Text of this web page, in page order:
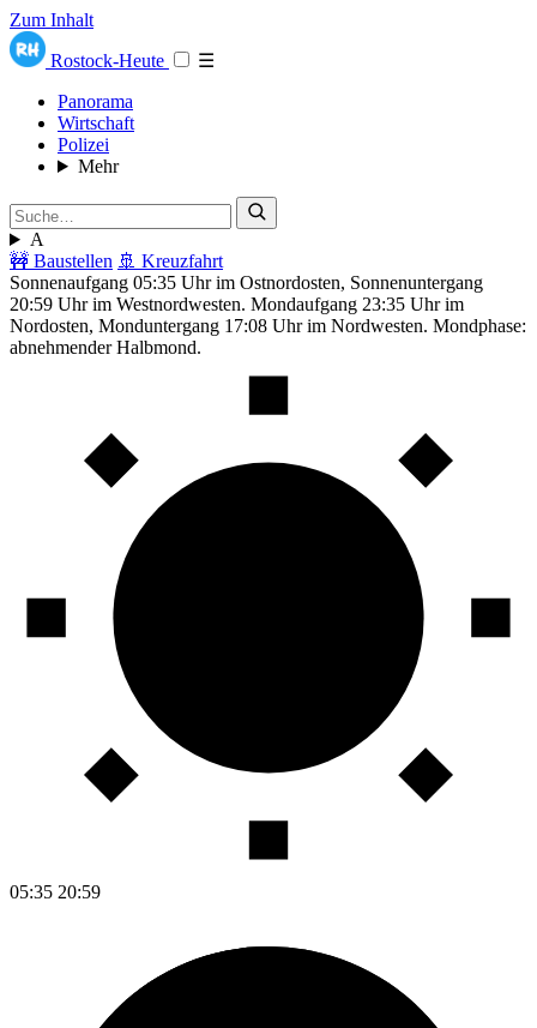
Zum Inhalt
Rostock-Heute
☰
Panorama
Wirtschaft
Polizei
Mehr
A
🚧 Baustellen 🚢 Kreuzfahrt
Sonnenaufgang 05:35 Uhr im Ostnordosten, Sonnenuntergang
20:59 Uhr im Westnordwesten. Mondaufgang 23:35 Uhr im
Nordosten, Monduntergang 17:08 Uhr im Nordwesten. Mondphase:
abnehmender Halbmond.
05:35 20:59